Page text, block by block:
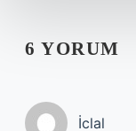
6 YORUM
İclal